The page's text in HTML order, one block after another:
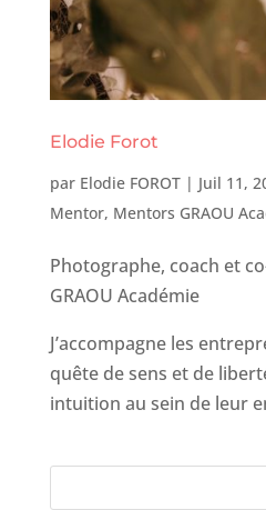
Elodie Forot
par Elodie FOROT| Juil 11,
Mentor, Mentors GRAOU
Photographe, coach et
GRAOU Académie
J’accompagne les
quête de sens et de
intuition au sein de leur